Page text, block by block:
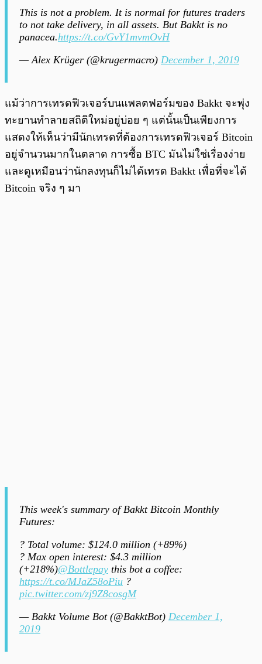
This is not a problem. It is normal for futures traders
to not take delivery, in all assets. But Bakkt is no
panacea.https://t.co/GvY1mvmOvH
— Alex Krüger (@krugermacro) December 1, 2019
แม้ว่าการเทรดฟิวเจอร์บนแพลตฟอร์มของ Bakkt จะพุ่ง
ทะยานทำลายสถิติใหม่อยู่บ่อย ๆ แต่นั้นเป็นเพียงการ
แสดงให้เห็นว่ามีนักเทรดที่ต้องการเทรดฟิวเจอร์ Bitcoin
อยู่จำนวนมากในตลาด การซื้อ BTC มันไม่ใช่เรื่องง่าย
และดูเหมือนว่านักลงทุนก็ไม่ได้เทรด Bakkt เพื่อที่จะได้
Bitcoin จริง ๆ มา
This week's summary of Bakkt Bitcoin Monthly
Futures:
? Total volume: $124.0 million (+89%)
? Max open interest: $4.3 million
(+218%)@Bottlepay this bot a coffee:
https://t.co/MJaZ58oPiu ?
pic.twitter.com/zj9Z8cosgM
— Bakkt Volume Bot (@BakktBot) December 1,
2019